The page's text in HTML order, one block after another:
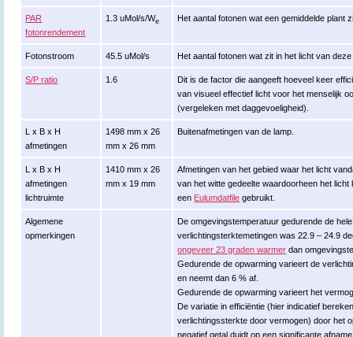
PAR
fotonrendement
1.3 uMol/s/We Het aantal fotonen wat een gemiddelde plant
Fotonstroom 45.5 uMol/s Het aantal fotonen wat zit in het licht van
S/P ratio 1.6
Dit is de factor die aangeeft hoeveel keer
van visueel effectief licht voor het menselijk
(vergeleken met daggevoeligheid).
L x B x H
afmetingen
1498 mm x 26
mm x 26 mm
Buitenafmetingen van de lamp.
L x B x H
afmetingen
lichtruimte
1410 mm x 26
mm x 19 mm
Afmetingen van het gebied waar het licht
van het witte gedeelte waardoorheen het
een Eulumdatfile gebruikt.
Algemene
opmerkingen
De omgevingstemperatuur gedurende de
verlichtingsterktemetingen was 22.9 – 24.9
ongeveer 23 graden warmer dan
Gedurende de opwarming varieert de
en neemt dan 6 % af.
Gedurende de opwarming varieert het
De variatie in efficiëntie (hier indicatief
verlichtingssterkte door vermogen) door het
negatief getal duidt op een significante